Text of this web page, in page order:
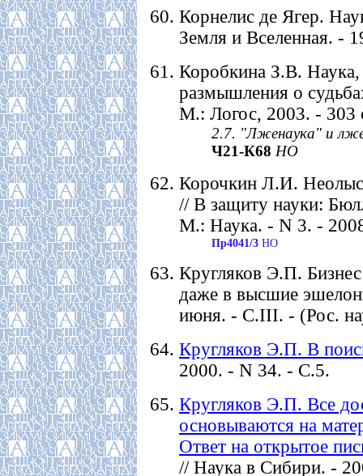
Корнелис де Ягер.
Земля и Вселенная. -
Коробкина З.В.
размышления о
М.: Логос, 2003. - 303
2.7. "Лженаука" и
Ч21-К68 НО
Корочкин Л.И.
// В защиту науки:
М.: Наука. - N 3. -
Пр4041/3 НО
Кругляков Э.П.
даже в высшие
июня. - С.III. - (Рос.
Кругляков Э.П. В
2000. - N 34. - С.5.
Кругляков Э.П. Все
основываются на
Ответ на открытое
// Наука в Сибири. -